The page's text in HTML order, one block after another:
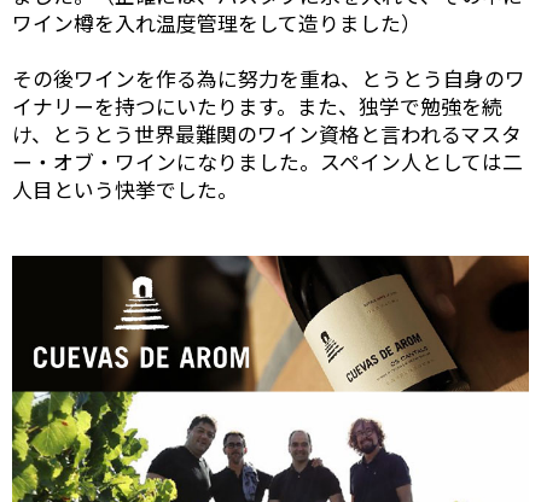
ワイン樽を入れ温度管理をして造りました）
その後ワインを作る為に努力を重ね、とうとう自身のワ
イナリーを持つにいたります。また、独学で勉強を続
け、とうとう世界最難関のワイン資格と言われるマスタ
ー・オブ・ワインになりました。スペイン人としては二
人目という快挙でした。